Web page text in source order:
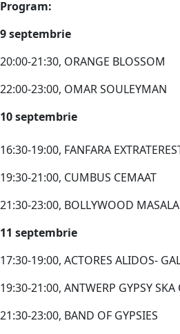
Program:
9 septembrie
20:00-21:30, ORANGE BLOSSOM
22:00-23:00, OMAR SOULEYMAN
10 septembrie
16:30-19:00, FANFARA
19:30-21:00, CUMBUS CEMAAT
21:30-23:00, BOLLYWOOD
11 septembrie
17:30-19:00, ACTORES ALIDOS-
19:30-21:00, ANTWERP GYPSY SKA
21:30-23:00, BAND OF GYPSIES